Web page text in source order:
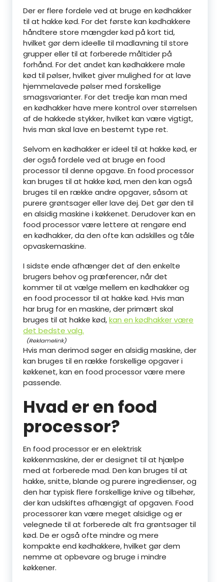
Der er flere fordele ved at bruge en kødhakker
til at hakke kød. For det første kan kødhakkere
håndtere store mængder kød på kort tid,
hvilket gør dem ideelle til madlavning til store
grupper eller til at forberede måltider på
forhånd. For det andet kan kødhakkere male
kød til pølser, hvilket giver mulighed for at lave
hjemmelavede pølser med forskellige
smagsvarianter. For det tredje kan man med
en kødhakker have mere kontrol over størrelsen
af de hakkede stykker, hvilket kan være vigtigt,
hvis man skal lave en bestemt type ret.
Selvom en kødhakker er ideel til at hakke kød, er
der også fordele ved at bruge en food
processor til denne opgave. En food processor
kan bruges til at hakke kød, men den kan også
bruges til en række andre opgaver, såsom at
purere grøntsager eller lave dej. Det gør den til
en alsidig maskine i køkkenet. Derudover kan en
food processor være lettere at rengøre end
en kødhakker, da den ofte kan adskilles og tåle
opvaskemaskine.
I sidste ende afhænger det af den enkelte
brugers behov og præferencer, når det
kommer til at vælge mellem en kødhakker og
en food processor til at hakke kød. Hvis man
har brug for en maskine, der primært skal
bruges til at hakke kød,kan en kødhakker være
det bedste valg.
Hvis man derimod søger en alsidig maskine, der
kan bruges til en række forskellige opgaver i
køkkenet, kan en food processor være mere
passende.
Hvad er en food
processor?
En food processor er en elektrisk
køkkenmaskine, der er designet til at hjælpe
med at forberede mad. Den kan bruges til at
hakke, snitte, blande og purere ingredienser, og
den har typisk flere forskellige knive og tilbehør,
der kan udskiftes afhængigt af opgaven. Food
processorer kan være meget alsidige og er
velegnede til at forberede alt fra grøntsager til
kød. De er også ofte mindre og mere
kompakte end kødhakkere, hvilket gør dem
nemme at opbevare og bruge i mindre
køkkener.